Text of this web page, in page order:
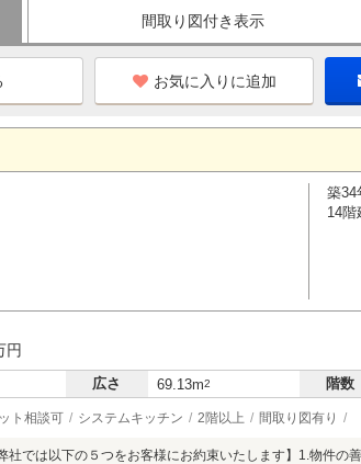
間取り図付き表示
お気に入りに追加
築34
14階
円
広さ 69.13m2 階数
ト相談可 システムキッチン 2階以上 間取り図有り
弊社では以下の５つをお客様にお約束いたします】1.物件